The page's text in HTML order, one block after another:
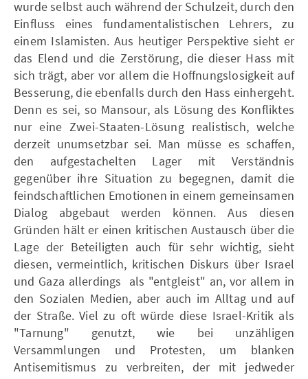
wurde selbst auch während der Schulzeit, durch den
Einfluss eines fundamentalistischen Lehrers, zu
einem Islamisten. Aus heutiger Perspektive sieht er
das Elend und die Zerstörung, die dieser Hass mit
sich trägt, aber vor allem die Hoffnungslosigkeit auf
Besserung, die ebenfalls durch den Hass einhergeht.
Denn es sei, so Mansour, als Lösung des Konfliktes
nur eine Zwei-Staaten-Lösung realistisch, welche
derzeit unumsetzbar sei. Man müsse es schaffen,
den aufgestachelten Lager mit Verständnis
gegenüber ihre Situation zu begegnen, damit die
feindschaftlichen Emotionen in einem gemeinsamen
Dialog abgebaut werden können. Aus diesen
Gründen hält er einen kritischen Austausch über die
Lage der Beteiligten auch für sehr wichtig, sieht
diesen, vermeintlich, kritischen Diskurs über Israel
und Gaza allerdings als "entgleist" an, vor allem in
den Sozialen Medien, aber auch im Alltag und auf
der Straße. Viel zu oft würde diese Israel-Kritik als
"Tarnung" genutzt, wie bei unzähligen
Versammlungen und Protesten, um blanken
Antisemitismus zu verbreiten, der mit jedweder